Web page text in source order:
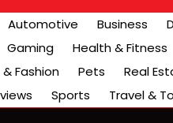
Automotive Business
Gaming Health & Fitness
Fashion Pets
Real
Sports Travel &